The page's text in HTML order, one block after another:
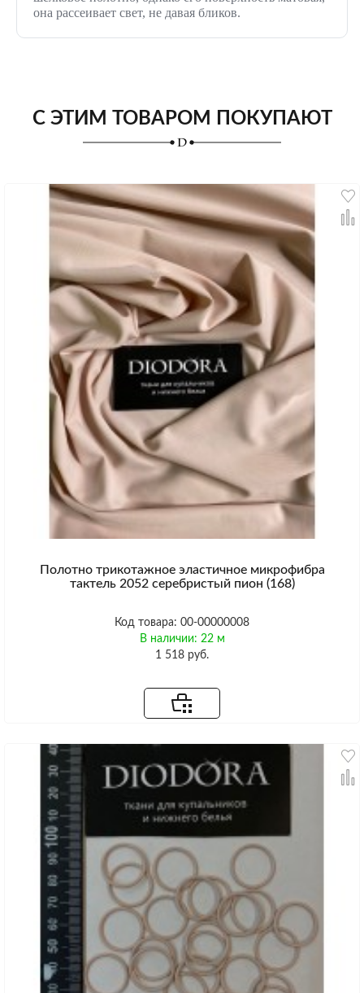
она рассеивает свет, не давая бликов.
С ЭТИМ ТОВАРОМ ПОКУПАЮТ
Полотно трикотажное эластичное микрофибра
тактель 2052 серебристый пион (168)
Код товара: 00-00000008
В наличии: 22 м
1 518 руб.